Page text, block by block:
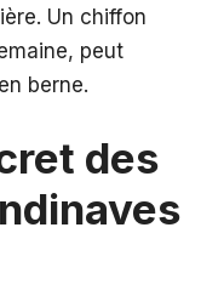
Un chiffon
peut
berne.
des